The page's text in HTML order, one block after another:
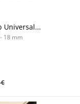
Universal...
18 mm